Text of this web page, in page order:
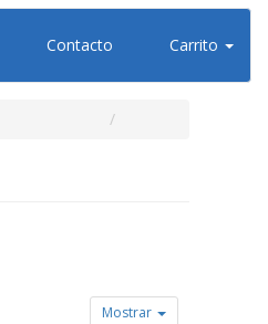
Contacto Carrito
Mostrar